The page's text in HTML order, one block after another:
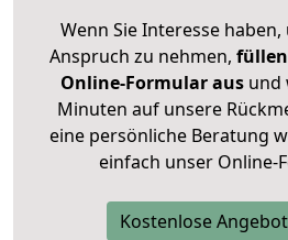
Wenn Sie Interesse
Anspruch zu nehmen,
Online-Formular ausund
Minuten auf unsere
eine persönliche Beratung
einfach unser Online-
Kostenlose